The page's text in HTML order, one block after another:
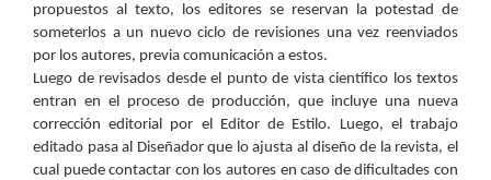
propuestos al texto, los editores se reservan la potestad de
someterlos a un nuevo ciclo de revisiones una vez reenviados
por los autores, previa comunicación a estos.
Luego de revisados desde el punto de vista científico los textos
entran en el proceso de producción, que incluye una nueva
corrección editorial por el Editor de Estilo. Luego, el trabajo
editado pasa al Diseñador que lo ajusta al diseño de la revista, el
cual puede contactar con los autores en caso de dificultades con